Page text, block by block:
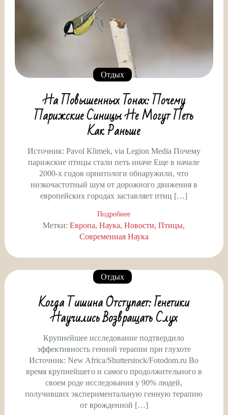
Отдых
На Повышенных Тонах: Почему
Парижские Синицы Не Могут Петь
Как Раньше
Источник: Pavol Klimek, via Legion Media Почему
парижские птицы стали петь иначе Еще в начале
2000-х годов орнитологи обнаружили, что
низкочастотный шум от дорожного движения в
европейских городах заставляет птиц […]
Подробнее
Метки:Европа Наука Новости Птицы
Современная Наука
Отдых
Когда Тишина Отступает: Генетики
Научились Возвращать Слух
Крупнейшее исследование подтвердило
эффективность генной терапии при глухоте
Источник: New Africa/Shutterstock/Fotodom.ru Во
время крупнейшего и самого продолжительного в
своем роде исследования у 90% людей,
получивших экспериментальную генную терапию
от врожденной […]